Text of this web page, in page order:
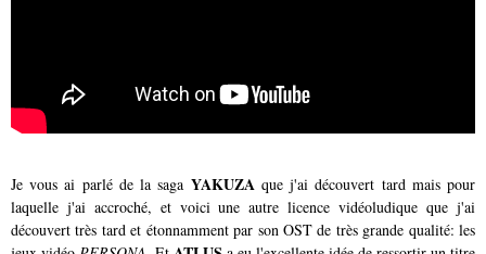
Je vous ai parlé de la saga YAKUZA que j'ai découvert tard mais pour
laquelle j'ai accroché, et voici une autre licence vidéoludique que j'ai
découvert très tard et étonnamment par son OST de très grande qualité: les